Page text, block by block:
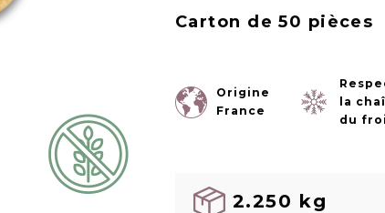
Carton de 50 pièces
Origine
France
la
du
2.250 kg